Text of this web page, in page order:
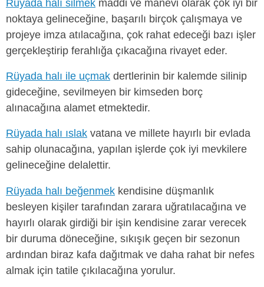
Rüyada halı silmek maddi ve manevi olarak çok iyi bir
noktaya gelineceğine, başarılı birçok çalışmaya ve
projeye imza atılacağına, çok rahat edeceği bazı işler
gerçekleştirip ferahlığa çıkacağına rivayet eder.
Rüyada halı ile uçmak dertlerinin bir kalemde silinip
gideceğine, sevilmeyen bir kimseden borç
alınacağına alamet etmektedir.
Rüyada halı ıslak vatana ve millete hayırlı bir evlada
sahip olunacağına, yapılan işlerde çok iyi mevkilere
gelineceğine delalettir.
Rüyada halı beğenmek kendisine düşmanlık
besleyen kişiler tarafından zarara uğratılacağına ve
hayırlı olarak girdiği bir işin kendisine zarar verecek
bir duruma döneceğine, sıkışık geçen bir sezonun
ardından biraz kafa dağıtmak ve daha rahat bir nefes
almak için tatile çıkılacağına yorulur.